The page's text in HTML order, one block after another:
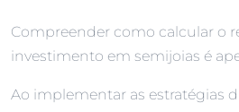
Compreender como calcular o
investimento em semijoias é
Ao implementar as estratégias